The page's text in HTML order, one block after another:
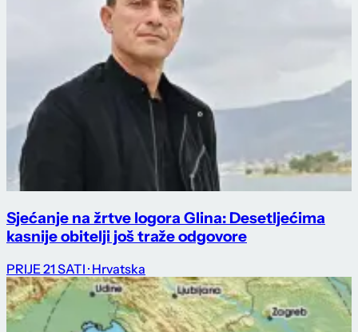
Sjećanje na žrtve logora Glina: Desetljećima
kasnije obitelji još traže odgovore
PRIJE 21 SATI · Hrvatska